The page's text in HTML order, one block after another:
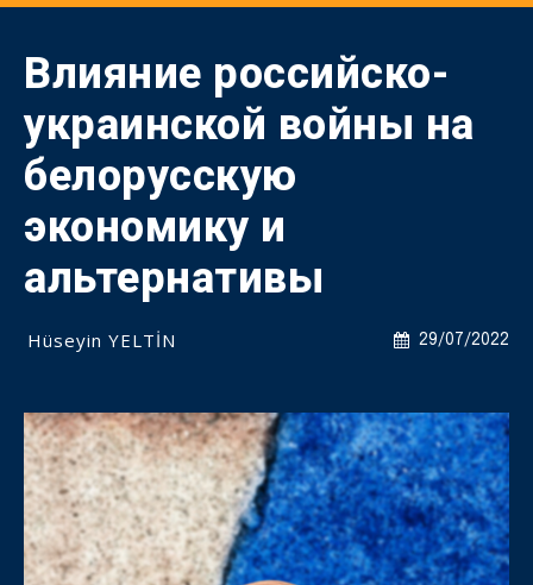
Влияние российско-
украинской войны на
белорусскую
экономику и
альтернативы
29/07/2022
Hüseyin YELTİN